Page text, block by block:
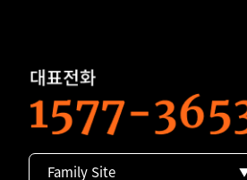
Family Site